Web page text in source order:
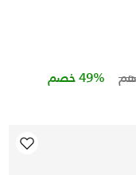
Price to 49% خصم